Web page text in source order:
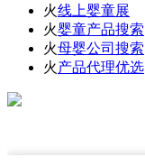
火线上婴童展
火婴童产品搜索
火母婴公司搜索
火产品代理优选